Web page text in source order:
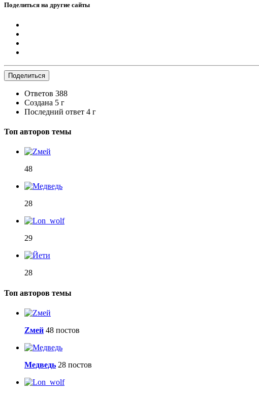
Поделиться на другие сайты
Поделиться
Ответов 388
Создана 5 г
Последний ответ 4 г
Топ авторов темы
48
28
29
28
Топ авторов темы
Zмей 48 постов
Медведь 28 постов